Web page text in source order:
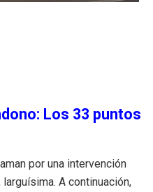
Los 33 puntos
por una intervención
A continuación,